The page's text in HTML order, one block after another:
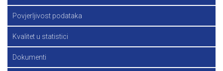
Principi zvanične statistike
Strategija
Povjerljivost podataka
Kvalitet u statistici
Dokumenti